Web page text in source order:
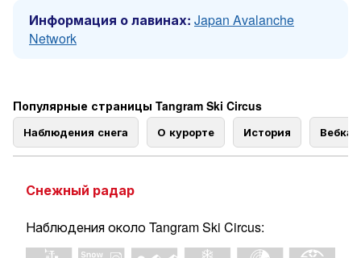
Информация о лавинах: Japan Avalanche
Network
Популярные страницы Tangram Ski Circus
Наблюдения снега О курорте История
Снежный радар
Наблюдения около Tangram Ski Circus: